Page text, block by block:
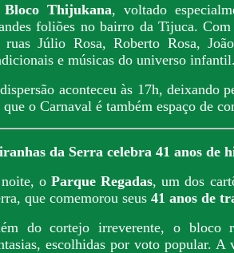
Bloco Thijukana, voltado
foliões no bairro da Tijuca.
ruas Júlio Rosa, Roberto Rosa,
e músicas do universo infantil.
aconteceu às 17h, deixando
que o Carnaval é também espaço de
da Serra celebra 41 anos de
oParque Regadas, um dos
que comemorou seus 41 anos de
do cortejo irreverente, o bloco
escolhidas por voto popular.